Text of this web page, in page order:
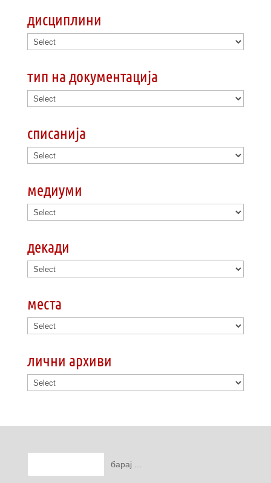
дисциплини
тип на документација
списанија
медиуми
декади
места
лични архиви